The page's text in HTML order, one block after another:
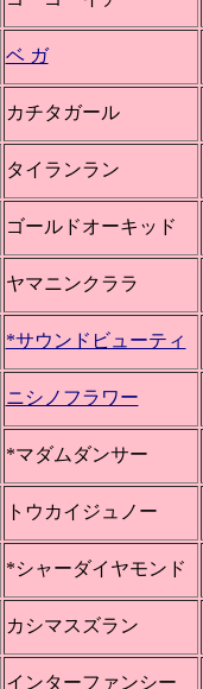
ベ ガ
カチタガール
タイランラン
ゴールドオーキッド
ヤマニンクララ
*サウンドビューティ
ニシノフラワー
*マダムダンサー
トウカイジュノー
*シャーダイヤモンド
カシマスズラン
インターファンシー